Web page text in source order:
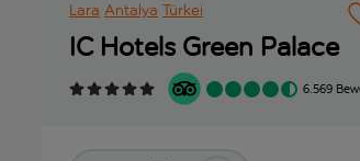
Lara Antalya Türkei
IC Hotels Green Palace
6.569